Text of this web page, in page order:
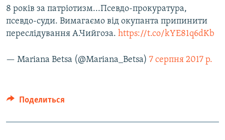
8 років за патріотизм...Псевдо-прокуратура,
псевдо-суди. Вимагаємо від окупанта припинити
переслідування А.Чийгоза. https://t.co/kYE81q6dKb
— Mariana Betsa (@Mariana_Betsa) 7 серпня 2017 р.
Поделиться